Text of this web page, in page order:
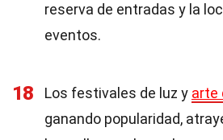
reserva de entradas y la
eventos.
18 Los festivales de luz y arte
ganando popularidad,